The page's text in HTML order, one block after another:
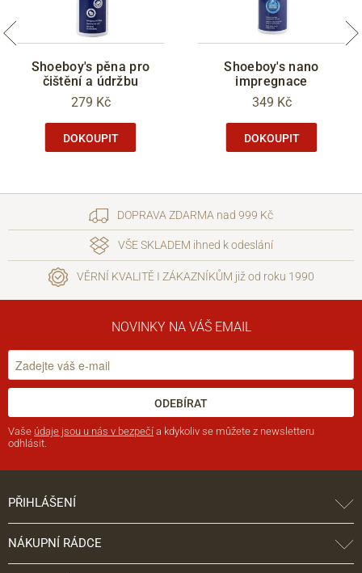
Shoeboy's pěna pro
čištění a údržbu
279 Kč
DOKOUPIT
Shoeboy's nano
impregnace
349 Kč
DOKOUPIT
DOPRAVA ZDARMA nad 999 Kč
VŠE SKLADEM ihned k odeslání
VĚRNÍ KVALITĚ I ZÁKAZNÍKŮM již od roku 1990
NOVINKY NA VÁŠ EMAIL
ODEBÍRAT
Vaše údaje jsou u nás v bezpečí a kdykoliv se můžete z newsletteru
odhlásit.
PŘIHLÁŠENÍ
NÁKUPNÍ RÁDCE